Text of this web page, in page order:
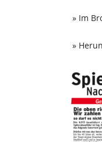
» Im
»